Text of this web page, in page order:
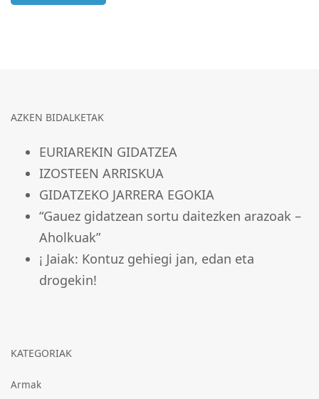
AZKEN BIDALKETAK
EURIAREKIN GIDATZEA
IZOSTEEN ARRISKUA
GIDATZEKO JARRERA EGOKIA
“Gauez gidatzean sortu daitezken arazoak –
Aholkuak”
¡ Jaiak: Kontuz gehiegi jan, edan eta
drogekin!
KATEGORIAK
Armak